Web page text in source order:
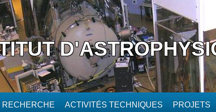
ACTIVITÉS TECHNIQUES PROJETS